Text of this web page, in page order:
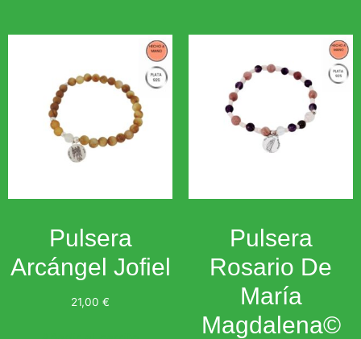
Pulsera
Arcángel Jofiel
21,00 €
Pulsera
Rosario De
María
Magdalena©